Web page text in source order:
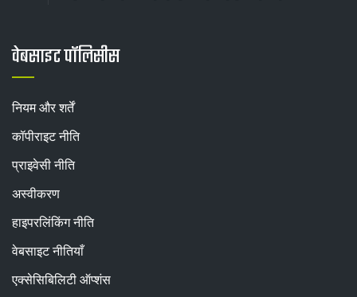
वेबसाइट पॉलिसीस
नियम और शर्तें
कॉपीराइट नीति
प्राइवेसी नीति
अस्वीकरण
हाइपरलिंकिंग नीति
वेबसाइट नीतियाँ
एक्सेसिबिलिटी ऑप्शंस